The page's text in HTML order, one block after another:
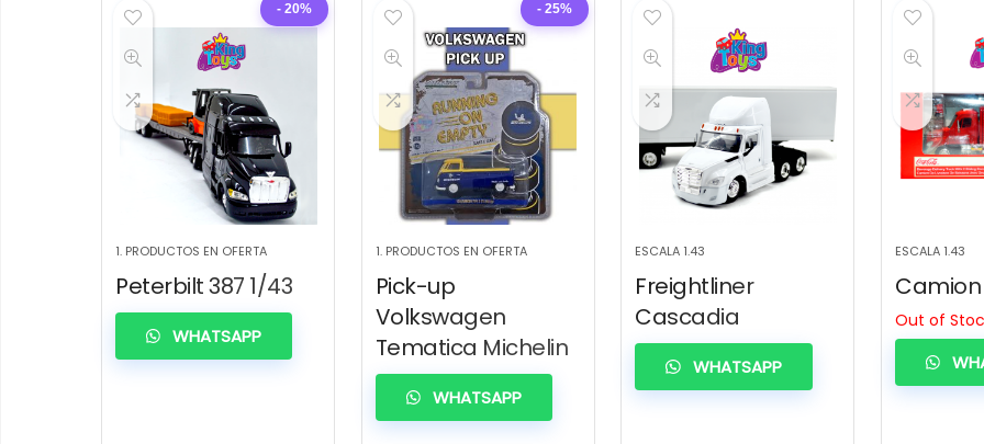
- 20%
1. PRODUCTOS EN OFERTA
Peterbilt 387 1/43
WHATSAPP
- 25%
1. PRODUCTOS EN OFERTA
Pick-up
Volkswagen
Tematica Michelin
WHATSAPP
ESCALA 1.43
Freightliner
Cascadia
WHATSAPP
ESCALA 1.43
Out of